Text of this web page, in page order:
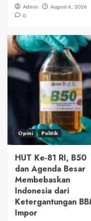
Admin
August 6, 2026
0
Opini Politik
HUT Ke-81 RI, B50
dan Agenda Besar
Membebaskan
Indonesia dari
Ketergantungan
Impor